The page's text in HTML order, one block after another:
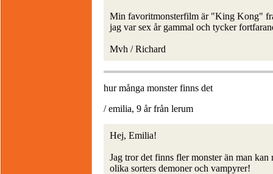
Min favoritmonsterfilm är "King Kong"
jag var sex år gammal och tycker
Mvh / Richard
hur många monster finns det
/ emilia, 9 år från lerum
Hej, Emilia!
Jag tror det finns fler monster än man
olika sorters demoner och vampyrer!